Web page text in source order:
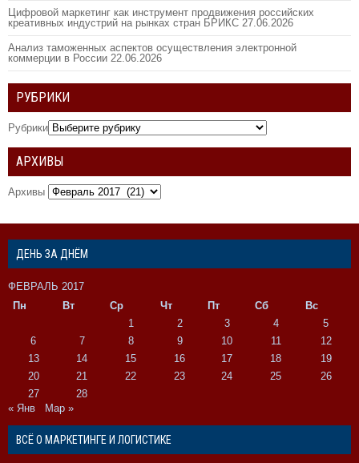
Цифровой маркетинг как инструмент продвижения российских
креативных индустрий на рынках стран БРИКС 27.06.2026
Анализ таможенных аспектов осуществления электронной
коммерции в России 22.06.2026
РУБРИКИ
Рубрики
АРХИВЫ
Архивы
ДЕНЬ ЗА ДНЁМ
ФЕВРАЛЬ 2017
Пн
Вт Ср Чт Пт Сб
Вс
1
2 3 4
5
6
7 8 9 10 11
12
13
14 15 16 17 18
19
20
21 22 23 24 25
26
27
28
« Янв
Мар »
ВСЁ О МАРКЕТИНГЕ И ЛОГИСТИКЕ